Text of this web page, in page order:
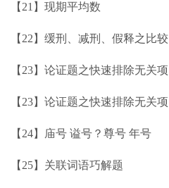
【21】现期平均数
【22】缓刑、减刑、假释之比较
【23】论证题之快速排除无关项
【23】论证题之快速排除无关项
【24】庙号 谥号？尊号 年号
【25】关联词语巧解题